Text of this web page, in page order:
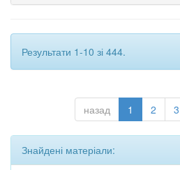
Результати 1-10 зі 444.
назад 1 2 3
Знайдені матеріали: